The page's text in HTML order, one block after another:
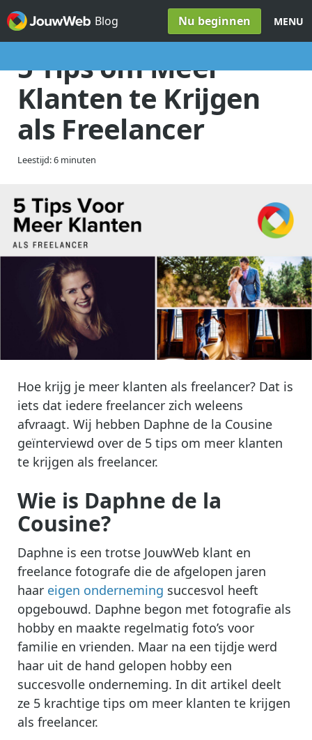
Spring naar inhoud
Blog
Nu beginnen MENU
5 Tips om Meer
Klanten te Krijgen
als Freelancer
Leestijd: 6 minuten
Hoe krijg je meer klanten als freelancer? Dat is
iets dat iedere freelancer zich weleens
afvraagt. Wij hebben Daphne de la Cousine
geïnterviewd over de 5 tips om meer klanten
te krijgen als freelancer.
Wie is Daphne de la
Cousine?
Daphne is een trotse JouwWeb klant en
freelance fotografe die de afgelopen jaren
haar eigen onderneming succesvol heeft
opgebouwd. Daphne begon met fotografie als
hobby en maakte regelmatig foto’s voor
familie en vrienden. Maar na een tijdje werd
haar uit de hand gelopen hobby een
succesvolle onderneming. In dit artikel deelt
ze 5 krachtige tips om meer klanten te krijgen
als freelancer.